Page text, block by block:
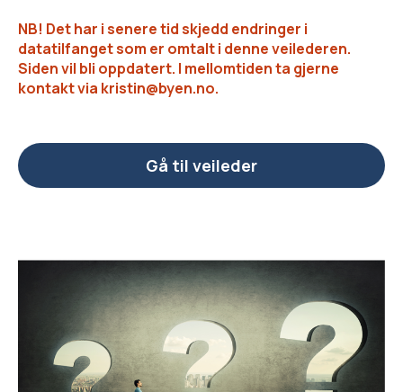
NB! Det har i senere tid skjedd endringer i
datatilfanget som er omtalt i denne veilederen.
Siden vil bli oppdatert. I mellomtiden ta gjerne
kontakt via kristin@byen.no.
Gå til veileder